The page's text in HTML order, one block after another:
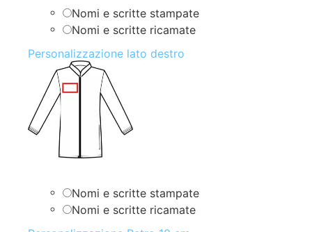
Nomi e scritte stampate
Nomi e scritte ricamate
Personalizzazione lato destro
Nomi e scritte stampate
Nomi e scritte ricamate